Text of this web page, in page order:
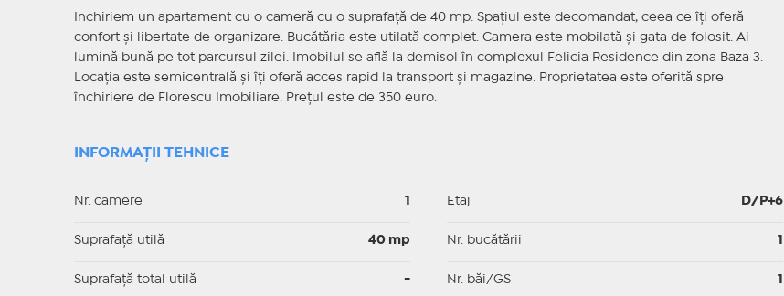
Inchiriem un apartament cu o cameră cu o suprafață de 40 mp. Spațiul este decomandat, ceea ce îți oferă
confort și libertate de organizare. Bucătăria este utilată complet. Camera este mobilată și gata de folosit. Ai
lumină bună pe tot parcursul zilei. Imobilul se află la demisol în complexul Felicia Residence din zona Baza 3.
Locația este semicentrală și îți oferă acces rapid la transport și magazine. Proprietatea este oferită spre
închiriere de Florescu Imobiliare. Prețul este de 350 euro.
INFORMAȚII TEHNICE
Nr. camere
Suprafaţă utilă 40 mp
Suprafaţă total utilă -
Etaj D/P+6
Nr. bucătării
Nr. băi/GS